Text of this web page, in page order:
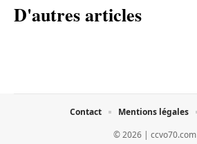
D'autres articles
© 2026 | ccvo70.com
Contact Mentions légales